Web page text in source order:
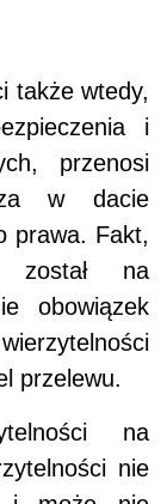
także wtedy,
i
przenosi
w dacie
prawa. Fakt,
został na
obowiązek
przelewu.
na
nie